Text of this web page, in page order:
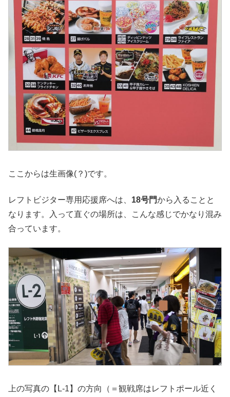
ここからは生画像(？)です。
レフトビジター専用応援席へは、 18号門から入ることと
なります。入って直ぐの場所は、こんな感じでかなり混み
合っています。
上の写真の【L-1】の方向（＝観戦席はレフトポール近く